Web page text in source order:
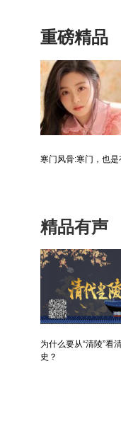
重磅精品
精品有声
为什么要从“清陵”看
史？